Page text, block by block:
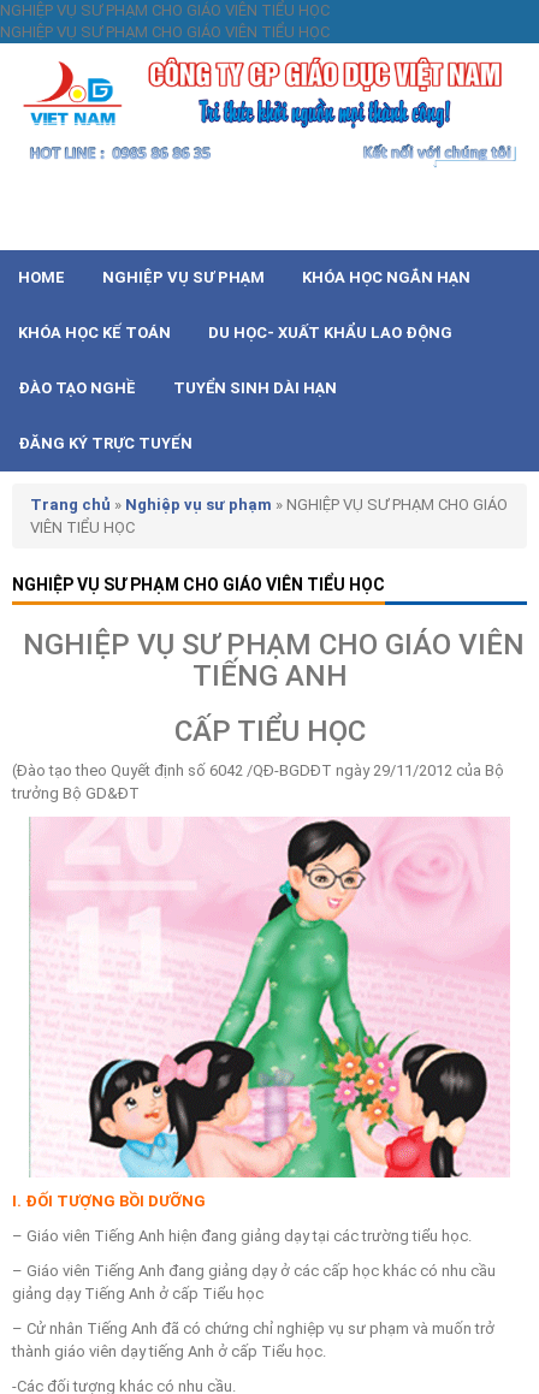
NGHIỆP VỤ SƯ PHẠM CHO GIÁO VIÊN TIỂU HỌC
NGHIỆP VỤ SƯ PHẠM CHO GIÁO VIÊN TIỂU HỌC
HOME NGHIỆP VỤ SƯ PHẠM KHÓA HỌC NGẮN HẠN
KHÓA HỌC KẾ TOÁN DU HỌC- XUẤT KHẨU LAO ĐỘNG
ĐÀO TẠO NGHỀ TUYỂN SINH DÀI HẠN
ĐĂNG KÝ TRỰC TUYẾN
Trang chủ » Nghiệp vụ sư phạm » NGHIỆP VỤ SƯ PHẠM CHO GIÁO
VIÊN TIỂU HỌC
NGHIỆP VỤ SƯ PHẠM CHO GIÁO VIÊN TIỂU HỌC
NGHIỆP VỤ SƯ PHẠM CHO GIÁO VIÊN
TIẾNG ANH
CẤP TIỂU HỌC
(Đào tạo theo Quyết định số 6042 /QĐ-BGDĐT ngày 29/11/2012 của Bộ
trưởng Bộ GD&ĐT
I. ĐỐI TƯỢNG BỒI DƯỠNG
– Giáo viên Tiếng Anh hiện đang giảng dạy tại các trường tiểu học.
– Giáo viên Tiếng Anh đang giảng dạy ở các cấp học khác có nhu cầu
giảng dạy Tiếng Anh ở cấp Tiểu học
– Cử nhân Tiếng Anh đã có chứng chỉ nghiệp vụ sư phạm và muốn trở
thành giáo viên dạy tiếng Anh ở cấp Tiểu học.
-Các đối tượng khác có nhu cầu.